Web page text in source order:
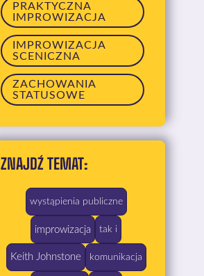
PRAKTYCZNA
IMPROWIZACJA
IMPROWIZACJA
SCENICZNA
ZACHOWANIA
STATUSOWE
ZNAJDŹ TEMAT:
wystąpienia publiczne
improwizacja tak i
Keith Johnstone komunikacja